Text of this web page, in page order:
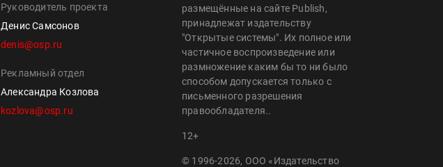
Руководитель проекта
Денис Самсонов
denis@osp.ru
Рекламный отдел
Александра Козлова
kozlova@osp.ru
размещённые на сайте Publish,
принадлежат издательству
"Открытые системы". Их полное или
частичное воспроизведение или
размножение каким бы то ни было
способом допускается только с
письменного разрешения
правообладателя..
12+
© 1996-2026, ООО «Издательство